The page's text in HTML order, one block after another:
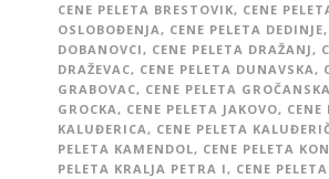
CENE PELETA BRESTOVIK, CENE
OSLOBOĐENJA, CENE PELETA DEDINJE,
DOBANOVCI, CENE PELETA DRAŽANJ,
DRAŽEVAC, CENE PELETA DUNAVSKA,
GRABOVAC, CENE PELETA GROČANSKA
GROCKA, CENE PELETA JAKOVO, CENE
KALUĐERICA, CENE PELETA
PELETA KAMENDOL, CENE PELETA
PELETA KRALJA PETRA I, CENE